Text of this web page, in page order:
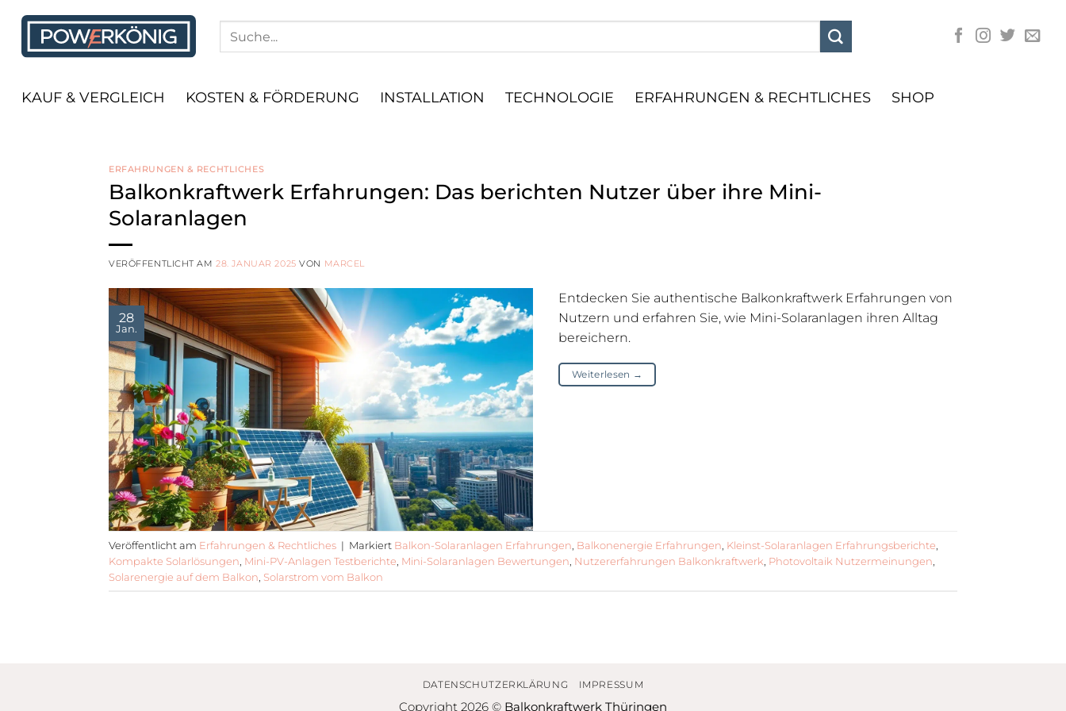
Inhalt
springen
KAUF & VERGLEICH KOSTEN & FÖRDERUNG INSTALLATION TECHNOLOGIE ERFAHRUNGEN & RECHTLICHES SHOP
ERFAHRUNGEN & RECHTLICHES
Balkonkraftwerk Erfahrungen: Das berichten Nutzer über ihre Mini-
Solaranlagen
VERÖFFENTLICHT AM28. JANUAR 2025 VON MARCEL
28
Jan.
Entdecken Sie authentische Balkonkraftwerk Erfahrungen von
Nutzern und erfahren Sie, wie Mini-Solaranlagen ihren Alltag
bereichern.
Weiterlesen →
Veröffentlicht am Erfahrungen & Rechtliches | Markiert Balkon-Solaranlagen Erfahrungen Balkonenergie Erfahrungen Kleinst-Solaranlagen Erfahrungsberichte
Kompakte Solarlösungen Mini-PV-Anlagen Testberichte Mini-Solaranlagen Bewertungen Nutzererfahrungen Balkonkraftwerk Photovoltaik Nutzermeinungen
Solarenergie auf dem Balkon Solarstrom vom Balkon
DATENSCHUTZERKLÄRUNG IMPRESSUM
Copyright 2026 © Balkonkraftwerk Thüringen